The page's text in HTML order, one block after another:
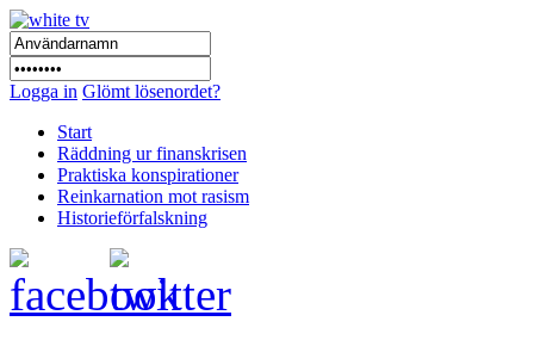
Logga in Glömt lösenordet?
Start
Räddning ur finanskrisen
Praktiska konspirationer
Reinkarnation mot rasism
Historieförfalskning